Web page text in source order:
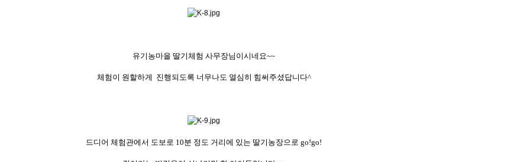
유기농마을 딸기체험 사무장님이시네요~~
체험이 원할하게 진행되도록 너무나도 열심히 힘써주셨답니다^
드디어 체험관에서 도보로 10분 정도 거리에 있는 딸기농장으로 go!go!